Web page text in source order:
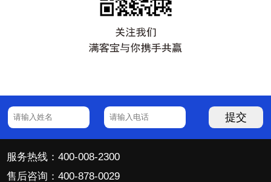
提交
服务热线：400-008-2300
售后咨询：400-878-0029